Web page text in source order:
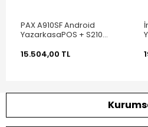
PAX A910SF Android
YazarkasaPOS + S210
Şarj Ünitesi
15.504,00 TL